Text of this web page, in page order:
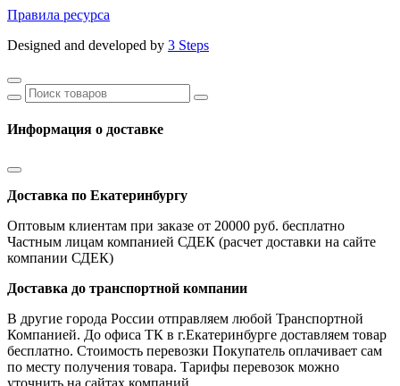
Правила ресурса
Designed and developed by 3 Steps
Информация о доставке
Доставка по Екатеринбургу
Оптовым клиентам при заказе от 20000 руб. бесплатно
Частным лицам компанией СДЕК (расчет доставки на сайте
компании СДЕК)
Доставка до транспортной компании
В другие города России отправляем любой Транспортной
Компанией. До офиса ТК в г.Екатеринбурге доставляем товар
бесплатно. Стоимость перевозки Покупатель оплачивает сам
по месту получения товара. Тарифы перевозок можно
уточнить на сайтах компаний